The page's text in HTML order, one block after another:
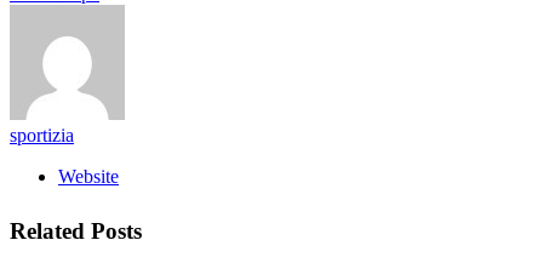
sportizia
Website
Related Posts